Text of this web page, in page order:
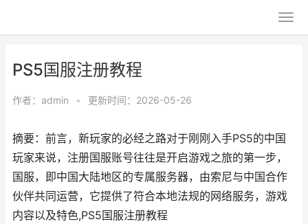
PS5国服注册教程
作者： admin • 更新时间：2026-05-26
摘要：前言，新玩家的必经之路对于刚刚入手PS5的中国
玩家来说，注册国服账号往往是开启游戏之旅的第一步，
国服，即中国大陆地区的专属服务器，由索尼与中国合作
伙伴共同运营，它提供了符合本地法规的网络服务，游戏
内容以及特色,PS5国服注册教程